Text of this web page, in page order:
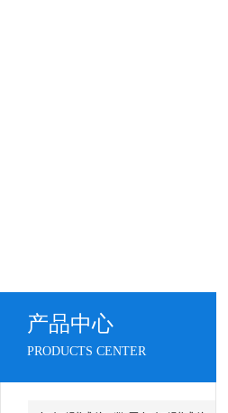
产品中心
PRODUCTS CENTER